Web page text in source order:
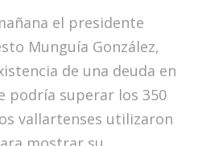
el presidente
Munguía González,
de una deuda en
podría superar los 350
vallartenses utilizaron